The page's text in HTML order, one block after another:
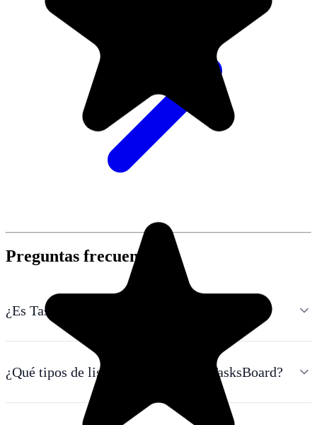
Preguntas frecuentes
¿Es TasksBoard un creador de listas gratuito?
¿Qué tipos de listas puedo crear en TasksBoard?